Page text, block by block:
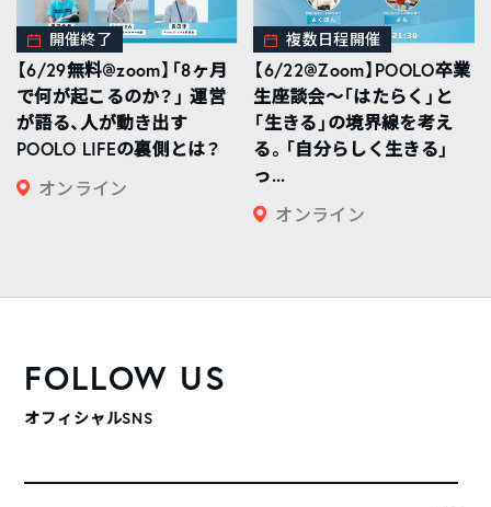
開催終了
【6/29無料@zoom】「8ヶ月
で何が起こるのか？」 運営
が語る、人が動き出す
POOLO LIFEの裏側とは？
オンライン
複数日程開催
【6/22@Zoom】POOLO卒業
生座談会〜「はたらく」と
「生きる」の境界線を考え
る。「自分らしく生きる」
っ...
オンライン
FOLLOW US
オフィシャルSNS